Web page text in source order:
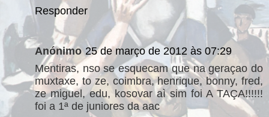
Responder
Anónimo 25 de março de 2012 às 07:29
Mentiras, nso se esquecam que na geraçao do
muxtaxe, to ze, coimbra, henrique, bonny, fred,
ze miguel, edu, kosovar aì sim foi A TAÇA!!!!!!
foi a 1ª de juniores da aac